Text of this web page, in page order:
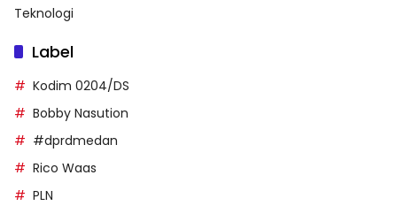
Teknologi
Label
Kodim 0204/DS
Bobby Nasution
#dprdmedan
Rico Waas
PLN